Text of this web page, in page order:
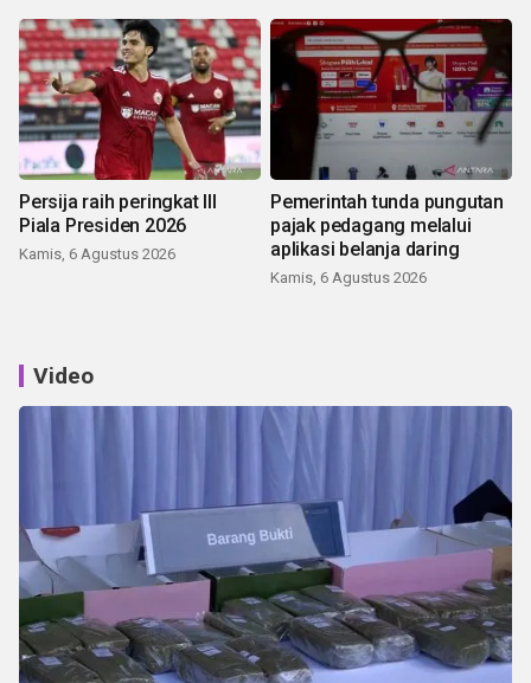
Persija raih peringkat III
Piala Presiden 2026
Kamis, 6 Agustus 2026
Pemerintah tunda pungutan
pajak pedagang melalui
aplikasi belanja daring
Kamis, 6 Agustus 2026
Video